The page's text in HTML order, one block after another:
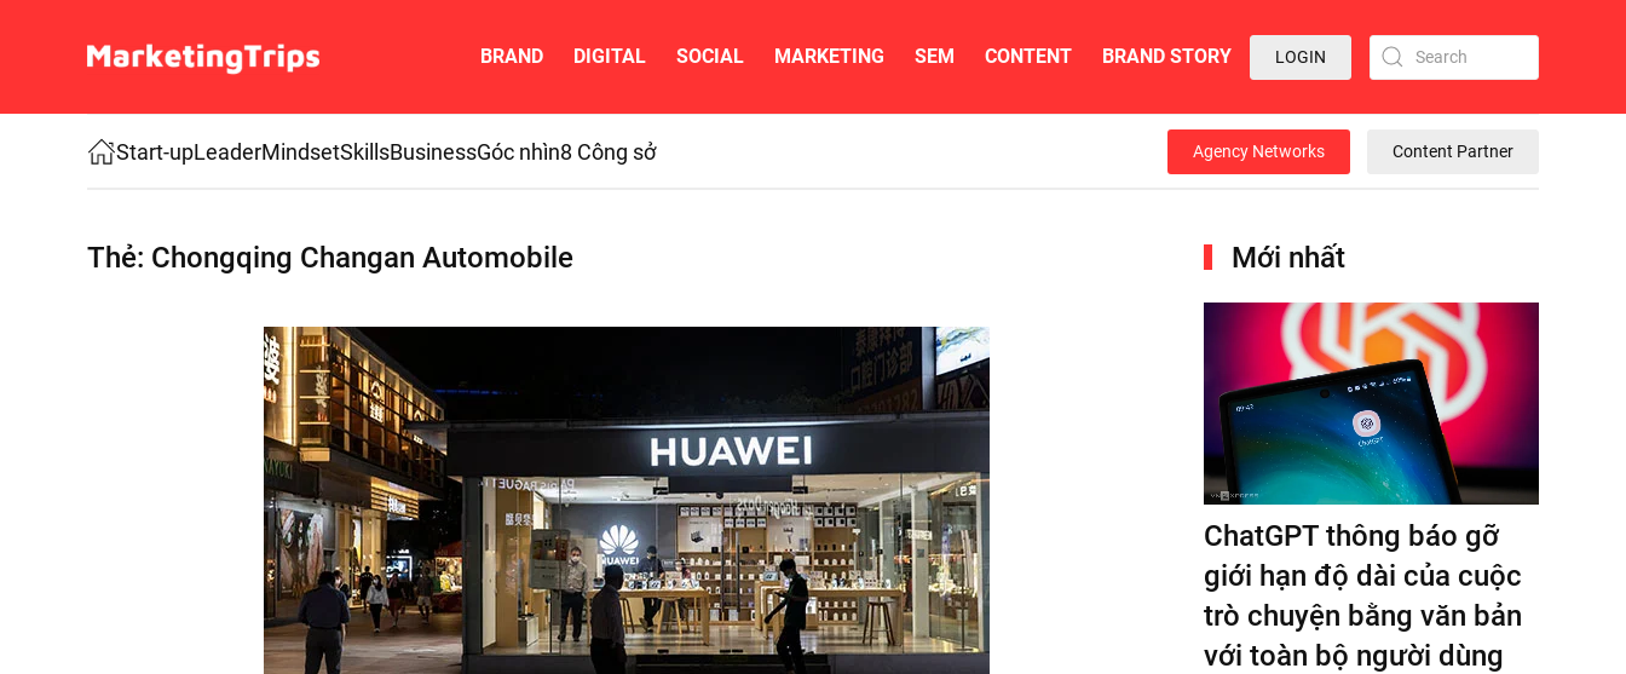
Skip to main content
BRAND DIGITAL SOCIAL MARKETING SEM CONTENT BRAND STORY LOGIN
Start-upLeaderMindsetSkillsBusinessGóc nhìn8 Công sở Agency Networks Content Partner
Thẻ: Chongqing Changan Automobile Mới nhất
ChatGPT thông báo gỡ
giới hạn độ dài của cuộc
trò chuyện bằng văn bản
với toàn bộ người dùng